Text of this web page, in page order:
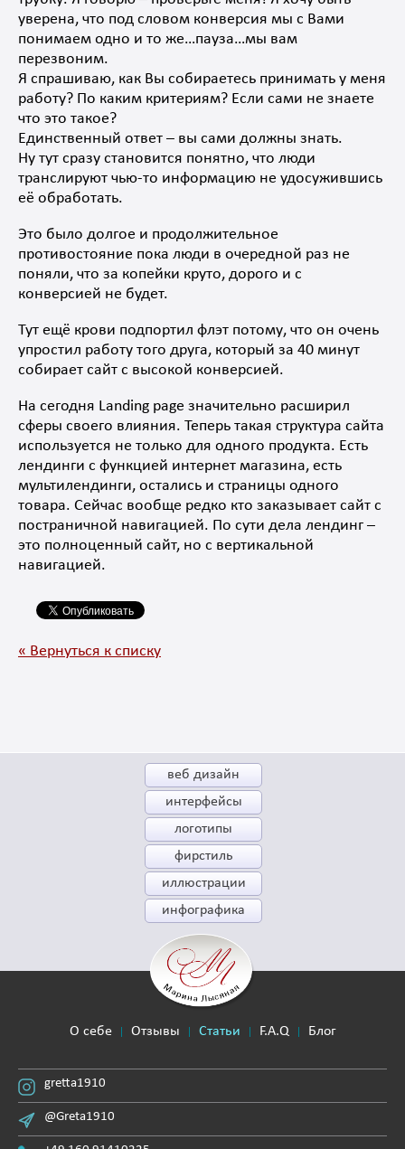
уверена, что под словом конверсия мы с Вами
понимаем одно и то же…пауза…мы вам
перезвоним.
Я спрашиваю, как Вы собираетесь принимать у меня
работу? По каким критериям? Если сами не знаете
что это такое?
Единственный ответ – вы сами должны знать.
Ну тут сразу становится понятно, что люди
транслируют чью-то информацию не удосужившись
её обработать.
Это было долгое и продолжительное
противостояние пока люди в очередной раз не
поняли, что за копейки круто, дорого и с
конверсией не будет.
Тут ещё крови подпортил флэт потому, что он очень
упростил работу того друга, который за 40 минут
собирает сайт с высокой конверсией.
На сегодня Landing page значительно расширил
сферы своего влияния. Теперь такая структура сайта
используется не только для одного продукта. Есть
лендинги с функцией интернет магазина, есть
мультилендинги, остались и страницы одного
товара. Сейчас вообще редко кто заказывает сайт с
постраничной навигацией. По сути дела лендинг –
это полноценный сайт, но с вертикальной
навигацией.
« Вернуться к списку
веб дизайн
интерфейсы
логотипы
фирстиль
иллюстрации
инфографика
О себе Отзывы Статьи F.A.Q Блог
gretta1910
@Greta1910